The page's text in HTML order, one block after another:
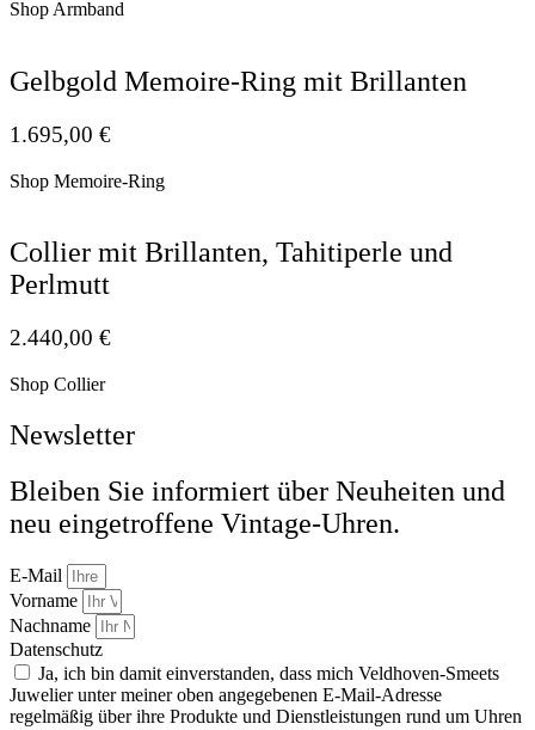
Shop Armband
Gelbgold Memoire-Ring mit Brillanten
1.695,00 €
Shop Memoire-Ring
Collier mit Brillanten, Tahitiperle und
Perlmutt
2.440,00 €
Shop Collier
Newsletter
Bleiben Sie informiert über Neuheiten und
neu eingetroffene Vintage-Uhren.
E-Mail
Vorname
Nachname
Datenschutz
Ja, ich bin damit einverstanden, dass mich Veldhoven-Smeets
Juwelier unter meiner oben angegebenen E-Mail-Adresse
regelmäßig über ihre Produkte und Dienstleistungen rund um Uhren